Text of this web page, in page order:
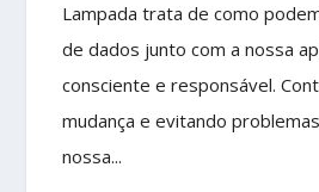
Lampada trata de como
de dados junto com a nossa
consciente e responsável.
mudança e evitando
nossa...